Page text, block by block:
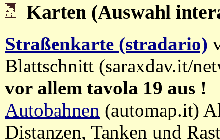
Karten (Auswahl
Straßenkarte (stradario)
Blattschnitt (saraxdav.it/
vor allem tavola 19 aus !
Autobahnen (automap.it)
Distanzen, Tanken und